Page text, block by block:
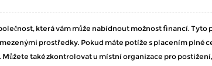
která vám může nabídnout možnost financí. Tyto
prostředky. Pokud máte potíže s placením plné
také zkontrolovat u místní organizace pro